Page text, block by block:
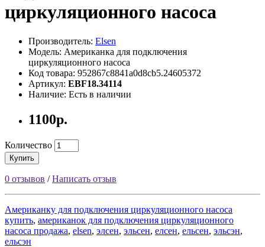
циркуляционного насоса
Производитель: Elsen
Модель: Американка для подключения
циркуляционного насоса
Код товара: 952867c8841a0d8cb5.24605372
Артикул: EBF18.34114
Наличие: Есть в наличии
1100р.
Количество
Купить
0 отзывов /Написать отзыв
Американку для подключения циркуляционного насоса
купить, американок для подключения циркуляционного
насоса продажа, elsen, элсен, эльсен, елсен, ельсен, эльсэн,
ельсэн